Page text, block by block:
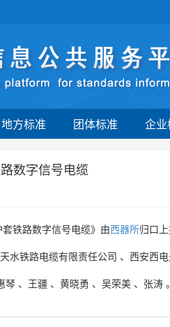
地方标准 团体标准 企业
数字信号电缆
铁路数字信号电缆》由西器所归口
天水铁路电缆有限责任公司 、 西安西
琴 、 王疆 、 黄晓勇 、 吴荣美 、 张涛 。